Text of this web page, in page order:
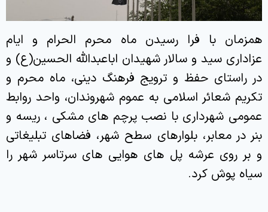
همزمان با فرا رسیدن ماه محرم الحرام و ایام
عزاداری سید و سالار شهیدان اباعبدالله الحسین(ع) و
در راستای حفظ و ترویج فرهنگ دینی، ماه محرم و
تکریم شعائر اسلامی به عموم شهروندان، واحد روابط
عمومی شهرداری با نصب پرچم های مشکی ، ریسه و
بنر در معابر، بلوارهای سطح شهر، فضاهای تبلیغاتی
و بر روی عرشه پل های هوایی های سرتاسر شهر را
سیاه پوش کرد.